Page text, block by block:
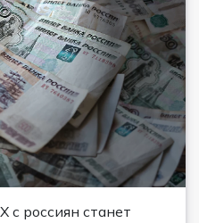
россиян станет